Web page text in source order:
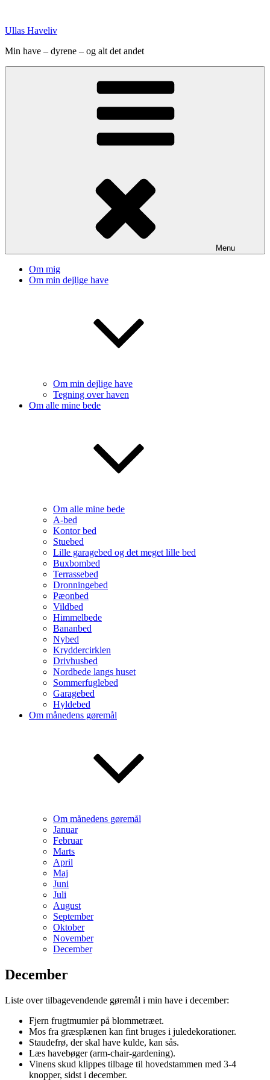
indhold
Ullas Haveliv
Min have – dyrene – og alt det andet
Menu
Om mig
Om min dejlige have
Om min dejlige have
Tegning over haven
Om alle mine bede
Om alle mine bede
A-bed
Kontor bed
Stuebed
Lille garagebed og det meget lille bed
Buxbombed
Terrassebed
Dronningebed
Pæonbed
Vildbed
Himmelbede
Bananbed
Nybed
Kryddercirklen
Drivhusbed
Nordbede langs huset
Sommerfuglebed
Garagebed
Hyldebed
Om månedens gøremål
Om månedens gøremål
Januar
Februar
Marts
April
Maj
Juni
Juli
August
September
Oktober
November
December
December
Liste over tilbagevendende gøremål i min have i december:
Fjern frugtmumier på blommetræet.
Mos fra græsplænen kan fint bruges i juledekorationer.
Staudefrø, der skal have kulde, kan sås.
Læs havebøger (arm-chair-gardening).
Vinens skud klippes tilbage til hovedstammen med 3-4
knopper, sidst i december.